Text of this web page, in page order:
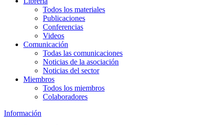
Todos los materiales
Publicaciones
Conferencias
Videos
Comunicación
Todas las comunicaciones
Noticias de la asociación
Noticias del sector
Miembros
Todos los miembros
Colaboradores
Información